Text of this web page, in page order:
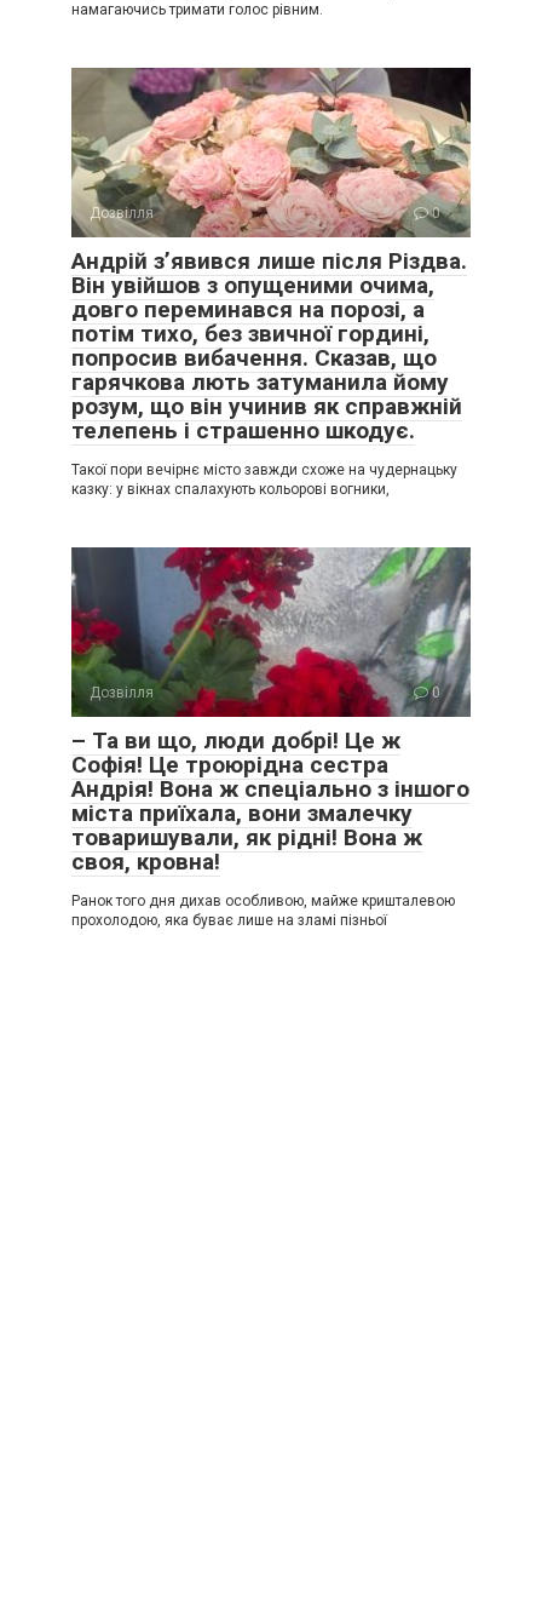
намагаючись тримати голос рівним.
Дозвілля 0
Андрій з’явився лише після Різдва.
Він увійшов з опущеними очима,
довго переминався на порозі, а
потім тихо, без звичної гордині,
попросив вибачення. Сказав, що
гарячкова лють затуманила йому
розум, що він учинив як справжній
телепень і страшенно шкодує.
Такої пори вечірнє місто завжди схоже на чудернацьку
казку: у вікнах спалахують кольорові вогники,
Дозвілля 0
– Та ви що, люди добрі! Це ж
Софія! Це троюрідна сестра
Андрія! Вона ж спеціально з іншого
міста приїхала, вони змалечку
товаришували, як рідні! Вона ж
своя, кровна!
Ранок того дня дихав особливою, майже кришталевою
прохолодою, яка буває лише на зламі пізньої